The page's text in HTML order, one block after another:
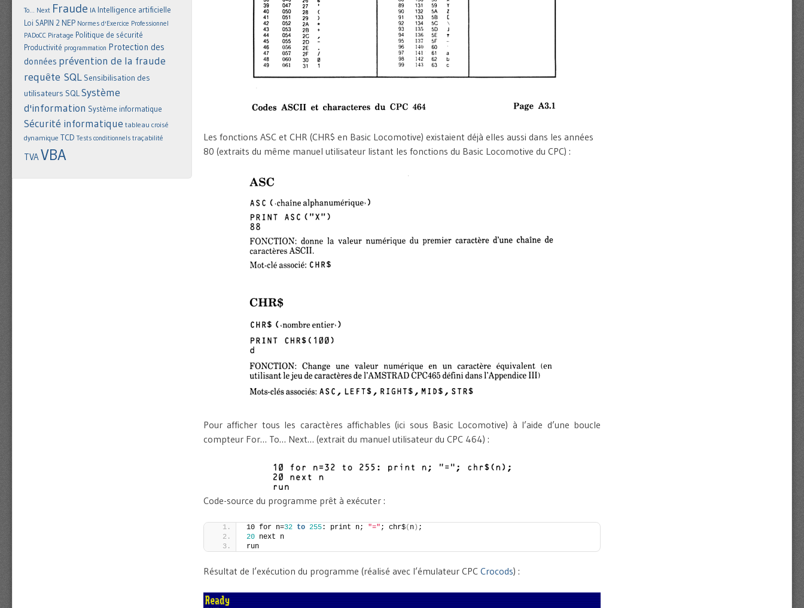
Les fonctions ASC et CHR (CHR$ en Basic Locomotive) existaient déjà elles aussi dans les années
80 (extraits du même manuel utilisateur listant les fonctions du Basic Locomotive du CPC) :
Pour afficher tous les caractères affichables (ici sous Basic Locomotive) à l’aide d’une boucle
compteur For… To… Next… (extrait du manuel utilisateur du CPC 464) :
Code-source du programme prêt à exécuter :
10 for n=32 to 255: print n; "=" ; chr$( n) ;
20 next n
run
Résultat de l’exécution du programme (réalisé avec l’émulateur CPC Crocods) :
To... Next Fraude IA Intelligence artificielle
Loi SAPIN 2 NEP Normes d'Exercice Professionnel
PADoCC Piratage Politique de sécurité
Productivité programmation Protection des
données prévention de la fraude
requête SQL Sensibilisation des
utilisateurs SQLSystème
d'information Système informatique
Sécurité informatique tableau croisé
dynamique TCD Tests conditionnels traçabilité
TVAVBA